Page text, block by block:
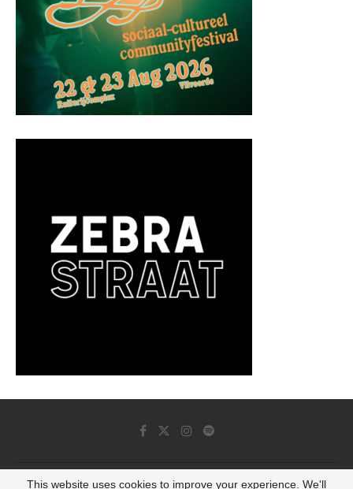
© 2022 - Luminous Dash All Rights Reserved
This website uses cookies to improve your experience. We'll